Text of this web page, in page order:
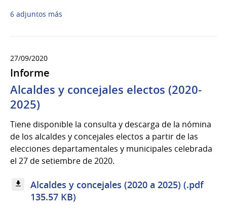
6 adjuntos más
27/09/2020
Informe
Alcaldes y concejales electos (2020-
2025)
Tiene disponible la consulta y descarga de la nómina
de los alcaldes y concejales electos a partir de las
elecciones departamentales y municipales celebrada
el 27 de setiembre de 2020.
Alcaldes y concejales (2020 a 2025) (.pdf
135.57 KB)